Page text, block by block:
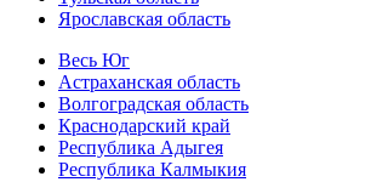
Ярославская область
Весь Юг
Астраханская область
Волгоградская область
Краснодарский край
Республика Адыгея
Республика Калмыкия